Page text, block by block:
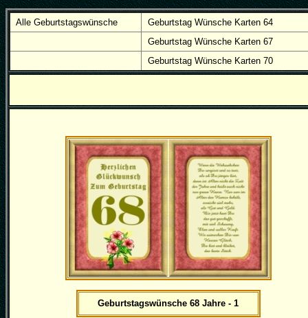
Alle Geburtstagswünsche
Geburtstag Wünsche Karten 64
Geburtstag Wünsche Karten 67
Geburtstag Wünsche Karten 70
Geburtstagswünsche 68 Jahre - 1